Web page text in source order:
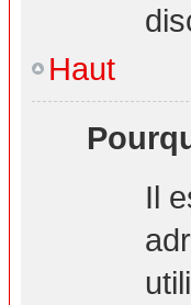
Haut
Il